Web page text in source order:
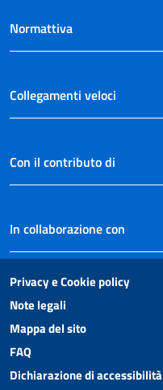
Normattiva
Collegamenti veloci
Con il contributo di
In collaborazione con
Privacy e Cookie policy
Note legali
Mappa del sito
FAQ
Dichiarazione di accessibilità